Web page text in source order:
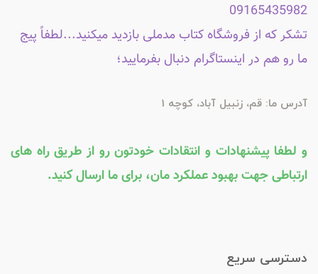
09165435982
تشکر که از فروشگاه کتاب مدملی بازدید میکنید...لطفاً پیج
ما رو هم در اینستاگرام دنبال بفرمایید؛
آدرس ما: قم، زنبیل آباد، کوچه 1
و لطفا پیشنهادات و انتقادات خودتون رو از طریق راه های
ارتباطی جهت بهبود عملکرد مان، برای ما ارسال کنید.
دسترسی سریع